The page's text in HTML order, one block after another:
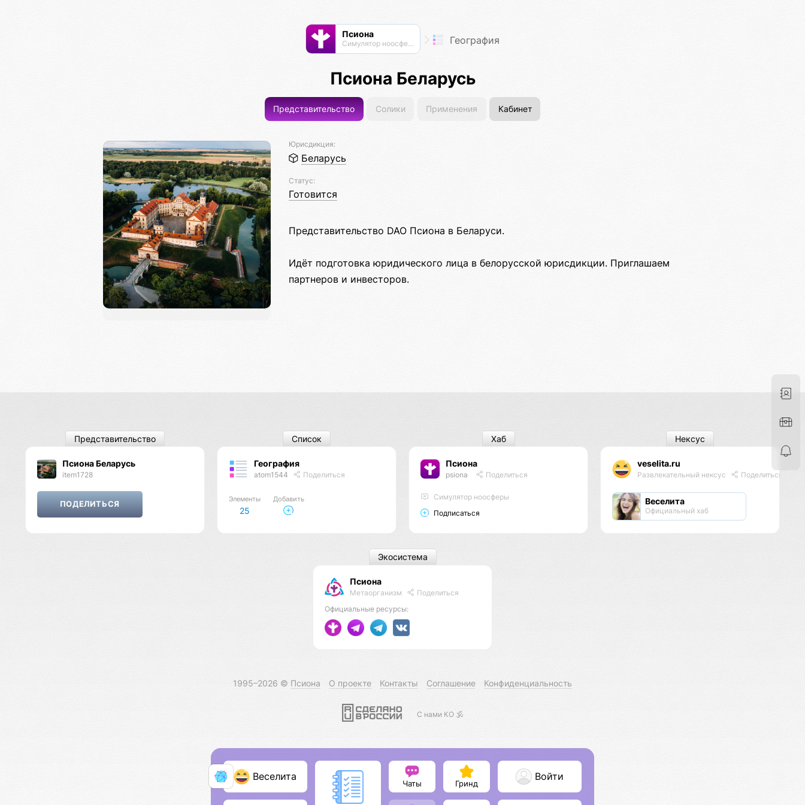
Псиона
Cимулятор ноосферы География
Псиона Беларусь
Представительство Солики Применения Кабинет
Юрисдикция:
Беларусь
Статус:
Готовится
Представительство DAO Псиона в Беларуси.
Идёт подготовка юридического лица в белорусской юрисдикции. Приглашаем
партнеров и инвесторов.
Псиона Беларусь
item1728
Представительство
География
atom1544 Поделиться
Элементы
25
Добавить
Список
Псиона
psiona Поделиться
Cимулятор ноосферы
Подписаться
Хаб
veselita.ru
Развлекательный нексус Поделиться
Веселита
Официальный хаб
Нексус
Псиона
Метаорганизм
Поделиться
Официальные ресурсы:
Экосистема
1995–2026 © Псиона О проекте Контакты Соглашение Конфиденциальность
С нами КО 🕉️
Веселита
Чаты Гринд
Войти